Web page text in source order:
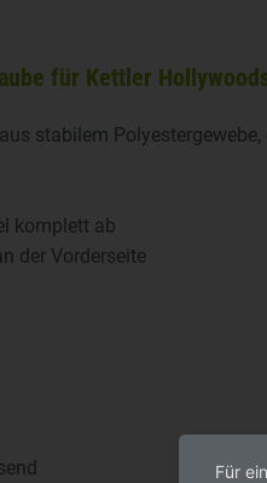
für Kettler
stabilem
komplett ab
der Vorderseite
Für